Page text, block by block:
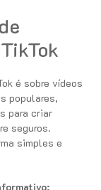
é sobre vídeos
populares,
para criar
seguros.
simples e